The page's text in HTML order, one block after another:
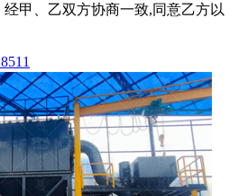
甲、乙双方协商一致,同意乙方以